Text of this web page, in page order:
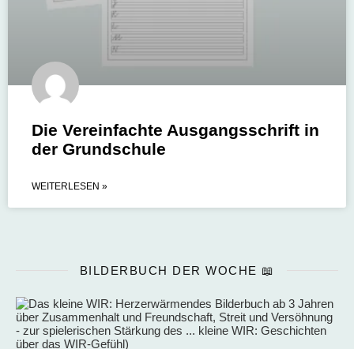
Die Vereinfachte Ausgangsschrift in
der Grundschule
WEITERLESEN »
BILDERBUCH DER WOCHE 📖